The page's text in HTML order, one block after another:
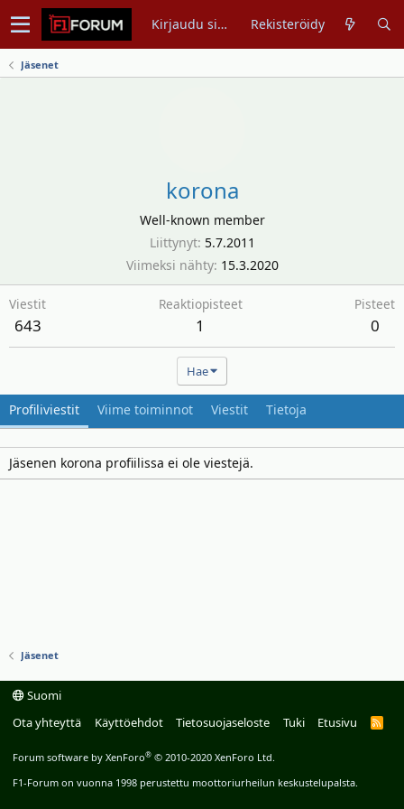
Kirjaudu sisään Rekisteröidy
Jäsenet
korona
Well-known member
Liittynyt 5.7.2011
Viimeksi nähty 15.3.2020
Viestit
643
Reaktiopisteet
1
Pisteet
0
Hae
Profiliviestit Viime toiminnot Viestit Tietoja
Jäsenen korona profiilissa ei ole viestejä.
Jäsenet
Suomi
Ota yhteyttä
Käyttöehdot Tietosuojaseloste Tuki Etusivu
R
Forum software by XenForo® © 2010-2020 XenForo Ltd.
F1-Forum on vuonna 1998 perustettu moottoriurheilun keskustelupalsta.